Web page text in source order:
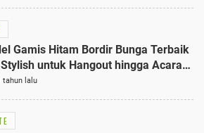
Gamis Hitam Bordir Bunga Terbaik
untuk Hangout hingga Acara
tahun lalu